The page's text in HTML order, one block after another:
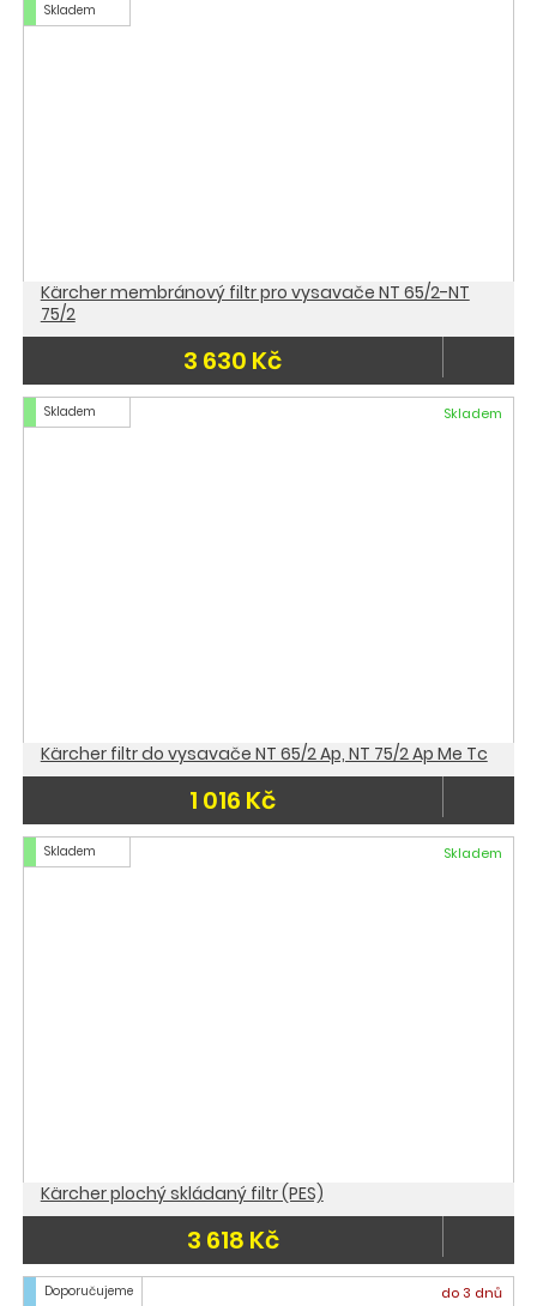
Skladem
Kärcher membránový filtr pro vysavače NT 65/2-NT
75/2
3 630 Kč
Skladem Skladem
Kärcher filtr do vysavače NT 65/2 Ap, NT 75/2 Ap Me Tc
1 016 Kč
Skladem Skladem
Kärcher plochý skládaný filtr (PES)
3 618 Kč
Doporučujeme do 3 dnů